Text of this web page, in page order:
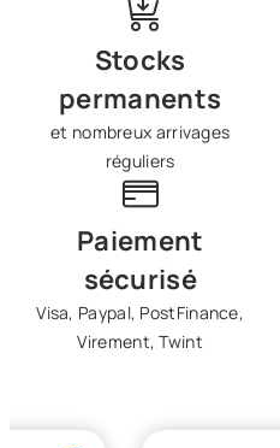
optimiser leur processus de
physiques.Stocks
permanents
et nombreux arrivages
réguliers
Paiement
sécurisé
Visa, Paypal, PostFinance,
Virement, Twint